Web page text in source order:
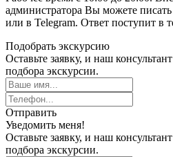
администратора Вы можете
или в Telegram. Ответ поступит в
Подобрать экскурсию
Оставьте заявку, и наш
подбора экскурсии.
Отправить
Уведомить меня!
Оставьте заявку, и наш
подбора экскурсии.